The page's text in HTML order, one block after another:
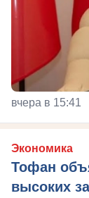
вчера в 15:41
Экономика
Тофан
высоких